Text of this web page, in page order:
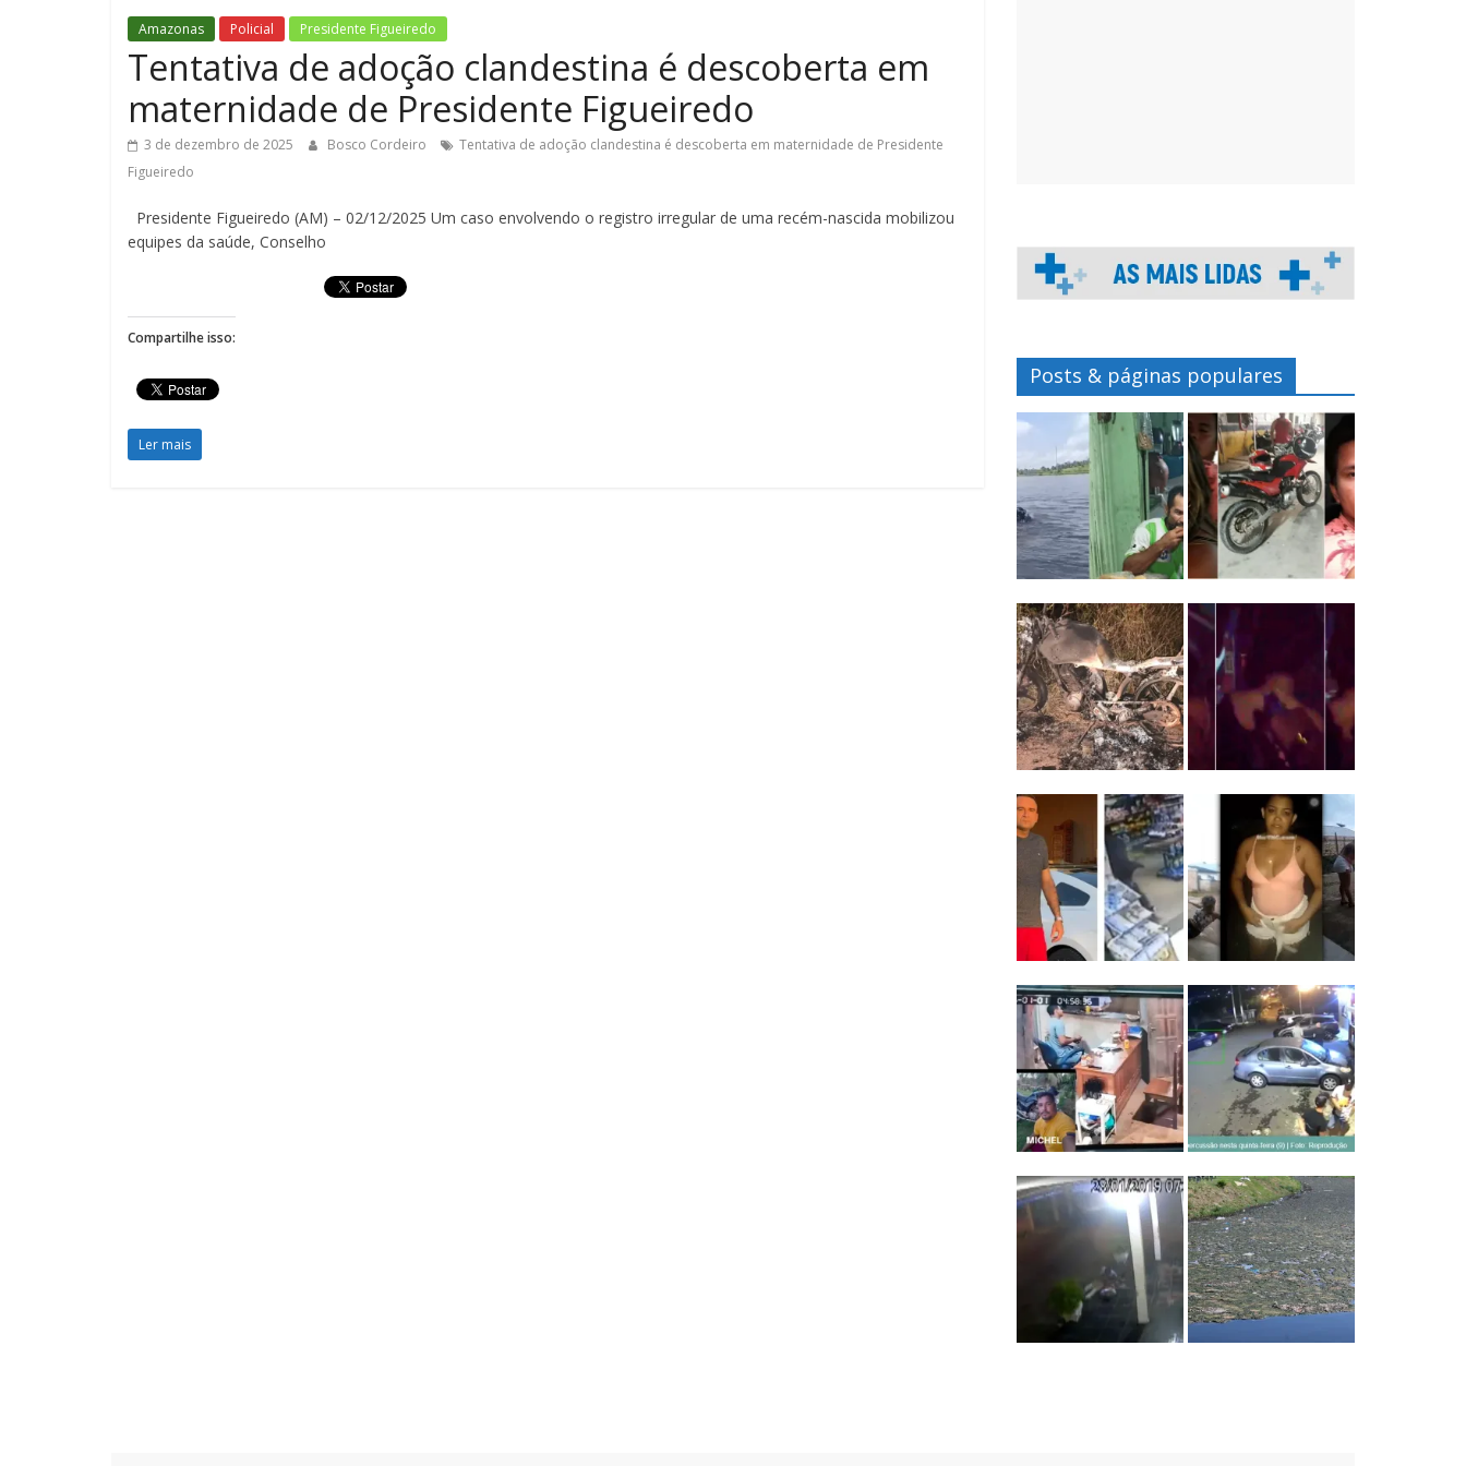
Amazonas Policial Presidente Figueiredo
Tentativa de adoção clandestina é descoberta em
maternidade de Presidente Figueiredo
3 de dezembro de 2025 Bosco Cordeiro
Tentativa de adoção clandestina é descoberta em maternidade de Presidente
Figueiredo
Presidente Figueiredo (AM) – 02/12/2025 Um caso envolvendo o registro irregular de uma recém-nascida mobilizou
equipes da saúde, Conselho
Compartilhe isso:
Ler mais
Posts & páginas populares